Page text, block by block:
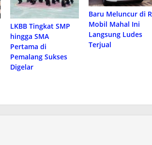
LKBB Tingkat SMP
hingga SMA
Pertama di
Pemalang Sukses
Digelar
Baru Meluncur di
Mobil Mahal Ini
Langsung Ludes
Terjual